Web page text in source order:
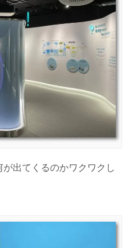
出てくるのかワクワクし